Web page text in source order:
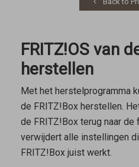
FRITZ!OS van
herstellen
Met het herstelprogramma
de FRITZ!Box herstellen.
de FRITZ!Box terug naar
verwijdert alle instellingen
FRITZ!Box juist werkt.